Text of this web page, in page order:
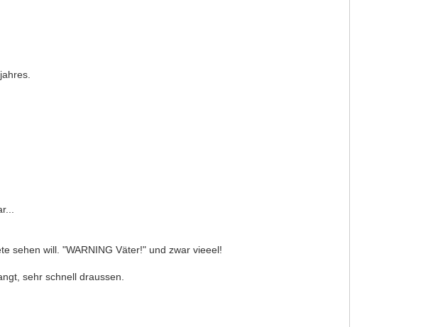
sehen will. "WARNING Väter!" und zwar vieeel!
sehr schnell draussen.